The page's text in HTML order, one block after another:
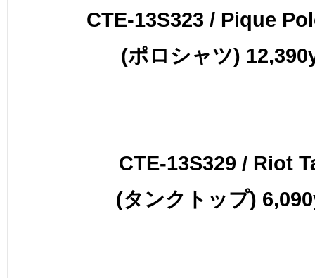
CTE-13S323 / Pique
(ポロシャツ)
CTE-13S329 / Riot
(タンクトップ)